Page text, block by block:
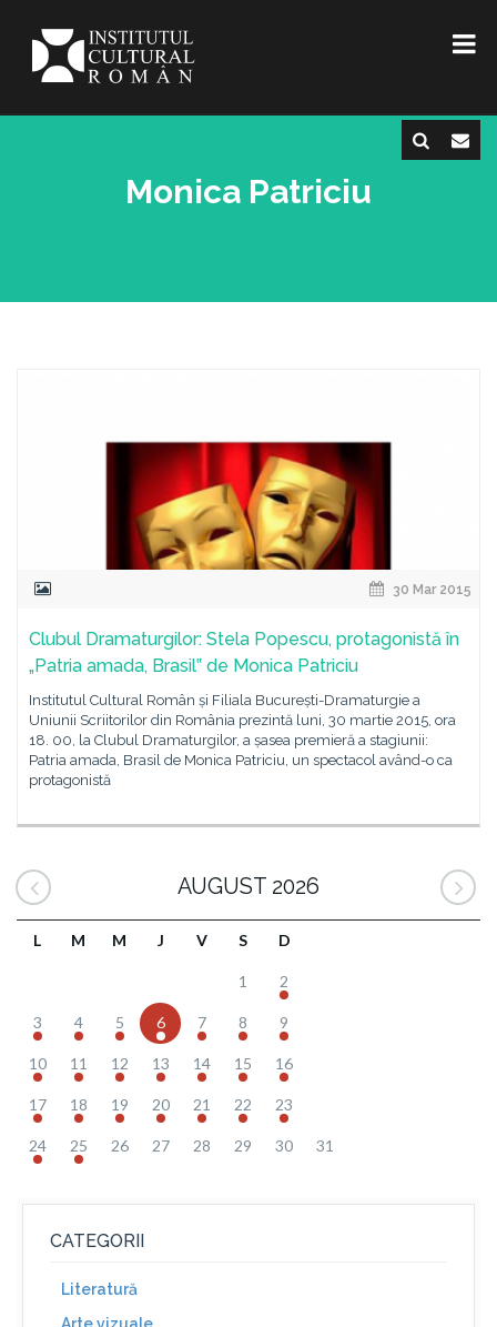
Monica Patriciu
30 Mar 2015
Clubul Dramaturgilor: Stela Popescu, protagonistă în
„Patria amada, Brasil‟ de Monica Patriciu
Institutul Cultural Român și Filiala București-Dramaturgie a
Uniunii Scriitorilor din România prezintă luni, 30 martie 2015, ora
18. 00, la Clubul Dramaturgilor, a șasea premieră a stagiunii:
Patria amada, Brasil de Monica Patriciu, un spectacol având-o ca
protagonistă
AUGUST 2026
L M M J V S D
1 2
3 4 5 6 7 8 9
10 11 12 13 14 15 16
17 18 19 20 21 22 23
24 25 26 27 28 29 30 31
CATEGORII
Literatură